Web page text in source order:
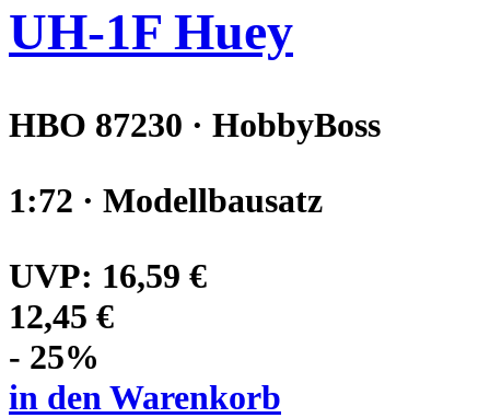
UH-1F Huey
HBO 87230 · HobbyBoss
1:72 · Modellbausatz
UVP: 16,59 €
12,45 €
- 25%
in den Warenkorb